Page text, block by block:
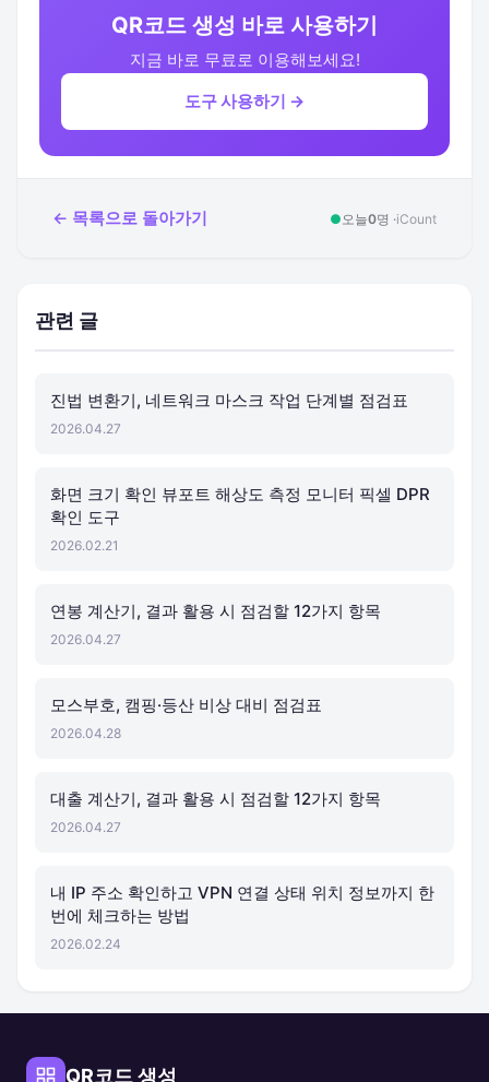
QR코드 생성 바로 사용하기
지금 바로 무료로 이용해보세요!
도구 사용하기 →
← 목록으로 돌아가기 ● 오늘0명 ·iCount
관련 글
진법 변환기, 네트워크 마스크 작업 단계별 점검표
2026.04.27
화면 크기 확인 뷰포트 해상도 측정 모니터 픽셀 DPR
확인 도구
2026.02.21
연봉 계산기, 결과 활용 시 점검할 12가지 항목
2026.04.27
모스부호, 캠핑·등산 비상 대비 점검표
2026.04.28
대출 계산기, 결과 활용 시 점검할 12가지 항목
2026.04.27
내 IP 주소 확인하고 VPN 연결 상태 위치 정보까지 한
번에 체크하는 방법
2026.02.24
QR코드 생성